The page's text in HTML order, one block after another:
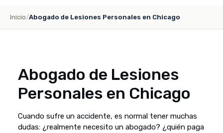
Inicio/Abogado de Lesiones Personales en Chicago
Abogado de Lesiones
Personales en Chicago
Cuando sufre un accidente, es normal tener muchas
dudas: ¿realmente necesito un abogado? ¿quién paga